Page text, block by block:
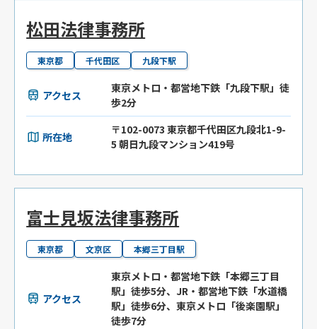
松田法律事務所
東京都 千代田区 九段下駅
アクセス
東京メトロ・都営地下鉄「九段下駅」徒
歩2分
所在地
〒102-0073 東京都千代田区九段北1-9-
5 朝日九段マンション419号
富士見坂法律事務所
東京都 文京区 本郷三丁目駅
アクセス
東京メトロ・都営地下鉄「本郷三丁目
駅」徒歩5分、JR・都営地下鉄「水道橋
駅」徒歩6分、東京メトロ「後楽園駅」
徒歩7分